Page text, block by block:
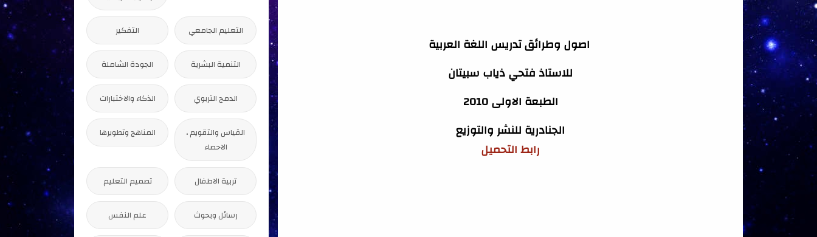
اصول وطرائق تدريس اللغة العربية
للاستاذ فتحي ذياب سبيتان
الطبعة الاولى 2010
الجنادرية للنشر والتوزيع
رابط التحميل
التعليم الجامعي التفكير
التنمية البشرية الجودة الشاملة
الدمج التربوي الذكاء والاختبارات
القياس والتقويم ،
الاحصاء
المناهج وتطويرها
تربية الاطفال تصميم التعليم
رسائل وبحوث علم النفس